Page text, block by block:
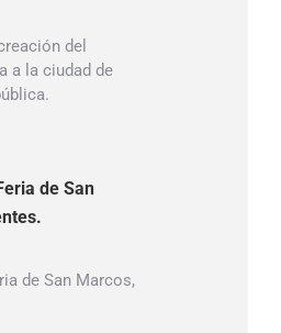
del
a la ciudad de
de San
de San Marcos,